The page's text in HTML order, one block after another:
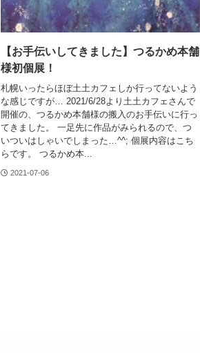
【お手伝いしてきました】つるかめ本舗
様初個展！
札幌いったらほぼ土土カフェしか行ってないよう
な感じですが… 2021/6/28より土土カフェさんで
開催の、つるかめ本舗様の搬入のお手伝いに行っ
てきました。 一足先に作品がみられるので、つ
いついはしゃいでしまった…^^; 個展内容はこち
らです。 つるかめ本...
2021-07-06